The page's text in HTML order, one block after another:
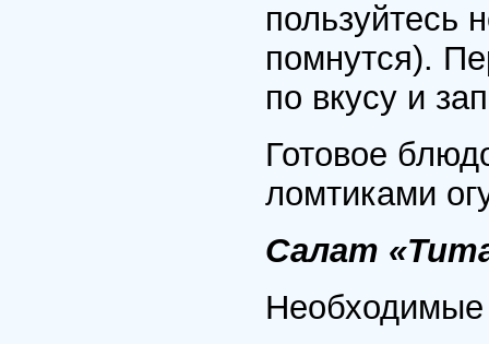
пользуйтесь
помнутся).
по вкусу и
Готовое
ломтиками
Салат
Необходимые